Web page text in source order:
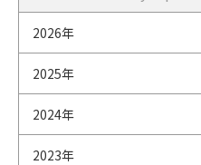
2026年
2025年
2024年
2023年